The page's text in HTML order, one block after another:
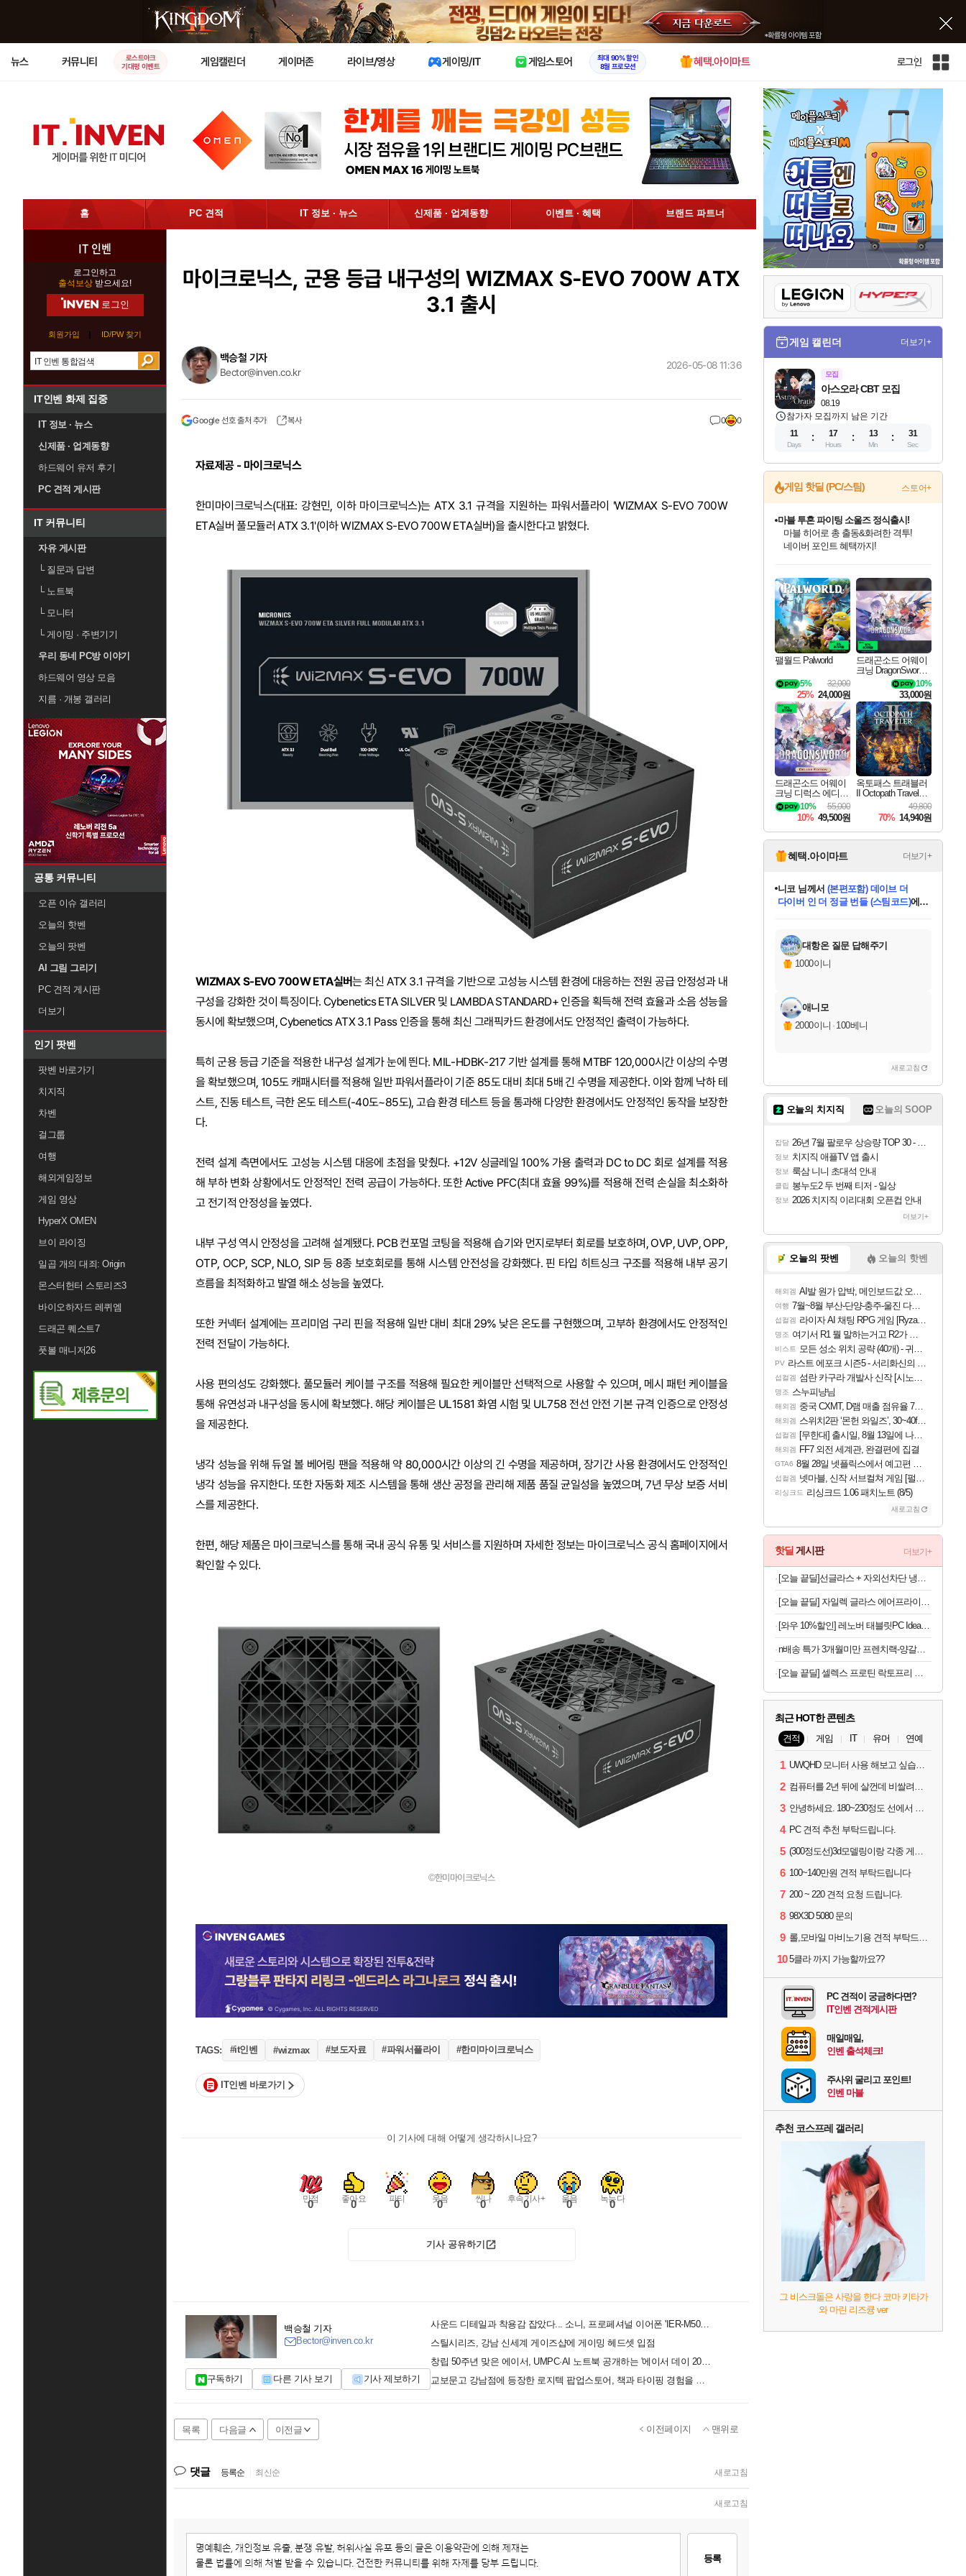
X
뉴스 커뮤니티
로스트아크
기대평 이벤트
게임캘린더 게이머존 라이브/영상 게이밍/IT 게임스토어
최대 90% 할인
8월 프로모션
혜택.아이마트 로그인
인
홈 PC 견적 IT 정보 · 뉴스 신제품 · 업계동향 이벤트 · 혜택 브랜드 파트너
IT 인벤
로그인하고
출석보상 받으세요!
로그인
회원가입 ID/PW 찾기
IT인벤 화제 집중
IT 정보 · 뉴스
신제품 · 업계동향
하드웨어 유저 후기
PC 견적 게시판
IT 커뮤니티
자유 게시판
└질문과 답변
└노트북
└모니터
└게이밍 · 주변기기
우리 동네 PC방 이야기
하드웨어 영상 모음
지름 · 개봉 갤러리
공통 커뮤니티
오픈 이슈 갤러리
오늘의 핫벤
오늘의 팟벤
AI 그림 그리기
PC 견적 게시판
더보기
인기 팟벤
팟벤 바로가기
치지직
차벤
걸그룹
여행
해외게임정보
게임 영상
HyperX OMEN
브이 라이징
일곱 개의 대죄: Origin
몬스터헌터 스토리즈3
바이오하자드 레퀴엠
드래곤 퀘스트7
풋볼 매니저26
마이크로닉스, 군용 등급 내구성의 WIZMAX S-EVO 700W ATX
3.1 출시
백승철 기자
Bector@inven.co.kr
Google 선호 출처 추가 복사 0 0
2026-05-08 11:36
자료제공 - 마이크로닉스
한미마이크로닉스(대표: 강현민, 이하 마이크로닉스)는 ATX 3.1 규격을 지원하는 파워서플라이 'WIZMAX S-EVO 700W
ETA실버 풀모듈러 ATX 3.1'(이하 WIZMAX S-EVO 700W ETA실버)을 출시한다고 밝혔다.
WIZMAX S-EVO 700W ETA실버는 최신 ATX 3.1 규격을 기반으로 고성능 시스템 환경에 대응하는 전원 공급 안정성과 내
구성을 강화한 것이 특징이다. Cybenetics ETA SILVER 및 LAMBDA STANDARD+ 인증을 획득해 전력 효율과 소음 성능을
동시에 확보했으며, Cybenetics ATX 3.1 Pass 인증을 통해 최신 그래픽카드 환경에서도 안정적인 출력이 가능하다.
특히 군용 등급 기준을 적용한 내구성 설계가 눈에 띈다. MIL-HDBK-217 기반 설계를 통해 MTBF 120,000시간 이상의 수명
을 확보했으며, 105도 캐패시터를 적용해 일반 파워서플라이 기준 85도 대비 최대 5배 긴 수명을 제공한다. 이와 함께 낙하 테
스트, 진동 테스트, 극한 온도 테스트(-40도~85도), 고습 환경 테스트 등을 통과해 다양한 환경에서도 안정적인 동작을 보장한
다.
전력 설계 측면에서도 고성능 시스템 대응에 초점을 맞췄다. +12V 싱글레일 100% 가용 출력과 DC to DC 회로 설계를 적용
해 부하 변화 상황에서도 안정적인 전력 공급이 가능하다. 또한 Active PFC(최대 효율 99%)를 적용해 전력 손실을 최소화하
고 전기적 안정성을 높였다.
내부 구성 역시 안정성을 고려해 설계됐다. PCB 컨포멀 코팅을 적용해 습기와 먼지로부터 회로를 보호하며, OVP, UVP, OPP,
OTP, OCP, SCP, NLO, SIP 등 8종 보호회로를 통해 시스템 안전성을 강화했다. 핀 타입 히트싱크 구조를 적용해 내부 공기
흐름을 최적화하고 발열 해소 성능을 높였다.
또한 커넥터 설계에는 프리미엄 구리 핀을 적용해 일반 대비 최대 29% 낮은 온도를 구현했으며, 고부하 환경에서도 안정적인
전력 전달이 가능하다.
사용 편의성도 강화했다. 풀모듈러 케이블 구조를 적용해 필요한 케이블만 선택적으로 사용할 수 있으며, 메시 패턴 케이블을
통해 유연성과 내구성을 동시에 확보했다. 해당 케이블은 UL1581 화염 시험 및 UL758 전선 안전 기본 규격 인증으로 안정성
을 제공한다.
냉각 성능을 위해 듀얼 볼 베어링 팬을 적용해 약 80,000시간 이상의 긴 수명을 제공하며, 장기간 사용 환경에서도 안정적인
냉각 성능을 유지한다. 또한 자동화 제조 시스템을 통해 생산 공정을 관리해 제품 품질 균일성을 높였으며, 7년 무상 보증 서비
스를 제공한다.
한편, 해당 제품은 마이크로닉스를 통해 국내 공식 유통 및 서비스를 지원하며 자세한 정보는 마이크로닉스 공식 홈페이지에서
확인할 수 있다.
©한미마이크로닉스
TAGS: #it인벤 #wizmax #보도자료 #파워서플라이 #한미마이크로닉스
IT인벤 바로가기
이 기사에 대해 어떻게 생각하시나요?
만점
0 좋아요
0 파티
0 웃음
0 씬나
0 후속기사+
0 울음
0 녹는다
0
기사 공유하기
백승철 기자
Bector@inven.co.kr
구독하기 다른 기사 보기 기사 제보하기
사운드 디테일과 착용감 잡았다... 소니, 프로페셔널 이어폰 'IER-M500' 공개
스틸시리즈, 강남 신세계 게이즈샵에 게이밍 헤드셋 입점
창립 50주년 맞은 에이서, UMPC·AI 노트북 공개하는 '에이서 데이 2026' 개최
목록 다음글 이전글 이전페이지 맨위로
댓글 등록순 최신순 새로고침
새로고침
등록
게임 캘린더 더보기+
모집
08.19
아스오라 CBT 모집
참가자 모집까지 남은 기간
11
Days
17
Hours
13
Min
30
Sec
게임 핫딜 (PC/스팀) 스토어+
최대 90% 할인가를 만나보세요!
네이버혜택과 함께 만나보세요!
50%할인&추가 적립까지!
마블 투혼 파이팅 소울즈 정식출시!
마블 히어로 총 출동&화려한 격투!
귀무자: 검의 길 예약 판매 중!
10% 할인과
이니&베니 혜택까지!
네이버 혜택가와 함께 예약하세요!
할인&네이버혜택으로 만나보세요!
네이버페이 혜택과 만나보세요!
40주년 프로모션으로 만나보세요!
할인가에 만나보세요!
일부 에디션 상시 할인!
혜택으로 예약 판매 중
편안하게 충전하세요
팰월드 Palworld
32,000
5%
25% 24,000원
드래곤소드 어웨이
크닝 DragonSword A
10%
33,000원
드래곤소드 어웨이
크닝 디럭스 에디션
DragonSword Awake
ning Deluxe Edition
55,000
10%
10% 49,500원
옥토패스 트래블러
II Octopath Traveler I
49,800
70% 14,940원
혜택.아이마트 더보기+
교환.
당첨되셨습니다.
니코님께서 (본편포함) 데이브 더
다이버 인 더 정글 번들 (스팀코드)에
당첨되셨습니다.
당첨되셨습니다.
당첨되셨습니다.
당첨되셨습니다.
당첨되셨습니다.
에디션 (스팀코드)를 교환.
당첨되셨습니다.
대항온 질문 답해주기
1000이니
애니모
2000이니 · 100베니
새로고침
오늘의 치지직 오늘의 SOOP
잡담 26년 7월 팔로우 상승량 TOP 30 - 월간 치지직
정보 치지직 애플TV 앱 출시
정보 룩삼 니니 초대석 안내
클립 봉누도2 두 번째 티저 - 일상
정보 2026 치지직 이리대회 오픈컵 안내
더보기+
오늘의 팟벤 오늘의 핫벤
해외겜 AI발 원가 압박, 메인보드값 오르나
여행 7월~8월 부산-단양-충주-울진 다녀왔어요~
섭컬겜 라이자 AI 채팅 RPG 게임 [RyzaChat: AI] 공개
명조 여기서 R1 뭘 말하는거고 R2가 뭘말하는걸까요?
비스트 모든 성소 위치 공략 (40개) - 귀환한 영혼 도전과제
PV 라스트 에포크 시즌5 - 서리화신의 분노 티저
섭컬겜 섬란 카구라 개발사 신작 [시노비 넥서스] 연내 출시 예정
명조 스누피냥님
해외겜 중국 CXMT, D램 매출 점유율 7%…글로벌 4위로 부상
해외겜 스위치2판 ‘몬헌 와일즈’, 30~40fps 목표 추정
섭컬겜 [무한대] 출시일, 8월 13일에 나오나
해외겜 FF7 외전 세계관, 완결편에 집결
GTA6 8월 28일 넷플릭스에서 예고편 공개 예정
섭컬겜 넷마블, 신작 서브컬쳐 게임 [펄 인 블루] 티저 사이트 오픈
리싱크드 리싱크드 1.06 패치노트 (8/5)
새로고침
핫딜 게시판 더보기+
[오늘 끝딜]선글라스 + 자외선차단 냉감원단 스포츠 쿨 마스크 화이트 1매입
[오늘 끝딜] 자일렉 글라스 에어프라이어 6L 대용량 유리 바스켓
[와우 10%할인] 레노버 태블릿PC Idea Tab Pro 12.7
n배송 특가 3개월미만 프렌치랙-양갈비 양고기 밀키트 캠핑 쉽새끼 목초육 프랜치랙 프렌치렉 [원산지:뉴질랜드]
[오늘 끝딜] 셀렉스 프로틴 락토프리 플러스 근력 개선 단백질 608g, 4개
최근 HOT한 콘텐츠
견적 게임 IT 유머 연예
1 UWQHD 모니터 사용 해보고 싶습니다 추천부탁드려요
2 컴퓨터를 2년 뒤에 살껀데 비쌀려나요...?
3 안녕하세요. 180~230정도 선에서 잡고싶습니다.
4 PC 견적 추천 부탁드립니다.
5 (300정도선)3d모델링이랑 각종 게임을 하는데 견적부탁드립니다!300정도선
6 100~140만원 견적 부탁드립니다
7 200 ~ 220 견적 요청 드립니다.
8 98X3D 5080 문의
9 롤,모바일 마비노기용 견적 부탁드립니다(예산150으로 수정)
10 5클라 까지 가능할까요??
PC 견적이 궁금하다면?
IT인벤 견적게시판
매일매일,
인벤 출석체크!
주사위 굴리고 포인트!
인벤 마블
추천 코스프레 갤러리
그 비스크돌은 사랑을 한다 코마 키타가
와 마린 리즈큥 ver